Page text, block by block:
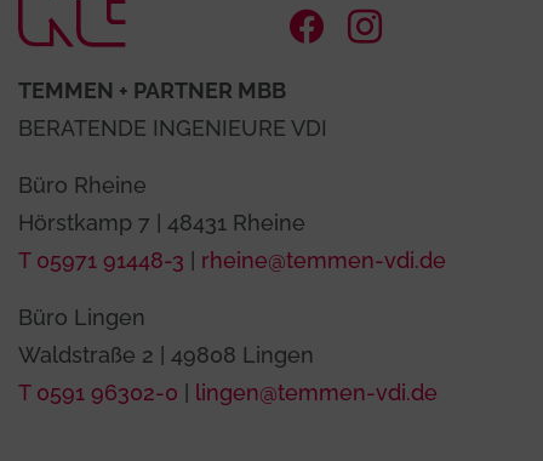
Facebook
TEMMEN + PARTNER MBB
BERATENDE INGENIEURE VDI
Büro Rheine
Hörstkamp 7 | 48431 Rheine
T 05971 91448-3 | rheine@temmen-vdi.de
Büro Lingen
Waldstraße 2 | 49808 Lingen
T 0591 96302-0 | lingen@temmen-vdi.de